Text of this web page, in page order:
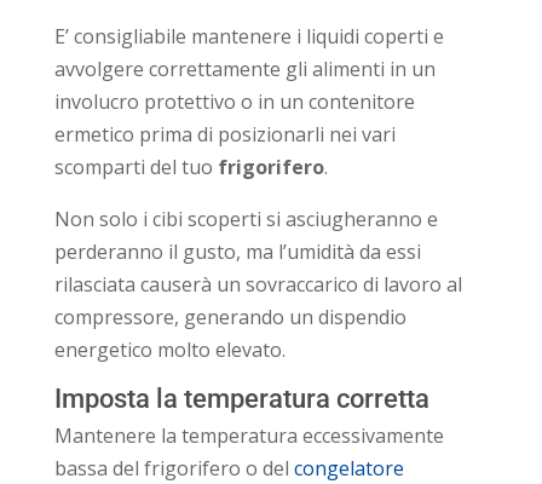
E’ consigliabile mantenere i liquidi coperti e
avvolgere correttamente gli alimenti in un
involucro protettivo o in un contenitore
ermetico prima di posizionarli nei vari
scomparti del tuo frigorifero.
Non solo i cibi scoperti si asciugheranno e
perderanno il gusto, ma l’umidità da essi
rilasciata causerà un sovraccarico di lavoro al
compressore, generando un dispendio
energetico molto elevato.
Imposta la temperatura corretta
Mantenere la temperatura eccessivamente
bassa del frigorifero o del congelatore